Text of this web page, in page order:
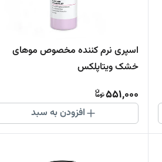
اسپری نرم کننده مخصوص موهای
خشک ویتاپلکس
551,000
افزودن به سبد